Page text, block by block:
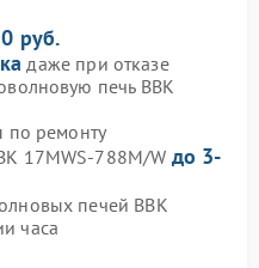
руб.
даже при отказе
печь BBK
по ремонту
17MWS-788M/W до 3-
печей BBK
часа